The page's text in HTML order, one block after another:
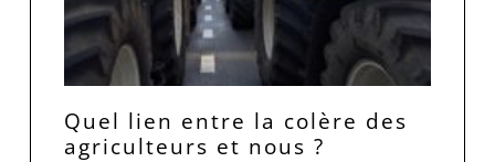
Quel lien entre la colère des
agriculteurs et nous ?